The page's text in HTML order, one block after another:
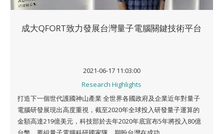
成大QFORT致力發展台灣量子電腦關鍵技術平台
2021-06-17 11:03:00
Research Highlights
打造下一個世代護國神山產業 全世界各國政府及企業近年對量子
電腦研發展現出高度重視，截至2020年全球投入研發量子運算的
金額高達219億美元，科技部於去年2020年底宣布5年將投入80億